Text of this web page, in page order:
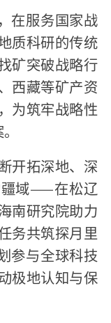
在服务国家战
质科研的传统
矿突破战略行
西藏等矿产资
为筑牢战略性
开拓深地、深
疆域——在松辽
南研究院助力
务共筑探月里
参与全球科技
极地认知与保